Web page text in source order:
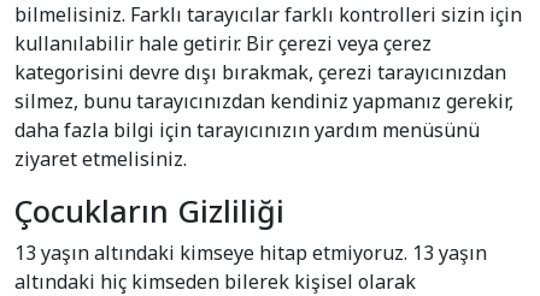
bilmelisiniz. Farklı tarayıcılar farklı kontrolleri sizin için
kullanılabilir hale getirir. Bir çerezi veya çerez
kategorisini devre dışı bırakmak, çerezi tarayıcınızdan
silmez, bunu tarayıcınızdan kendiniz yapmanız gerekir,
daha fazla bilgi için tarayıcınızın yardım menüsünü
ziyaret etmelisiniz.
Çocukların Gizliliği
13 yaşın altındaki kimseye hitap etmiyoruz. 13 yaşın
altındaki hiç kimseden bilerek kişisel olarak